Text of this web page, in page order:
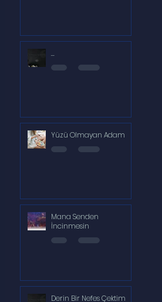
...
Yüzü Olmayan Adam
Mana Senden
İncinmesin
Derin Bir Nefes Çektim